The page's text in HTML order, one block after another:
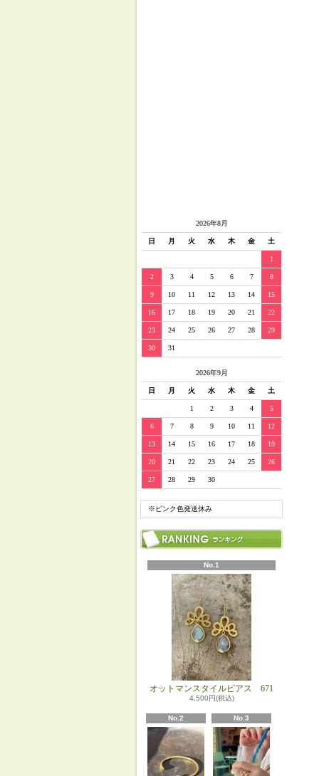
2026年8月
日 月 火 水 木 金 土
1
2 3 4 5 6 7 8
9 10 11 12 13 14 15
16 17 18 19 20 21 22
23 24 25 26 27 28 29
30 31
2026年9月
日 月 火 水 木 金 土
1 2 3 4 5
6 7 8 9 10 11 12
13 14 15 16 17 18 19
20 21 22 23 24 25 26
27 28 29 30
※ピンク色発送休み
No.1
オットマンスタイルピアス 671
4,500円(税込)
No.2 No.3